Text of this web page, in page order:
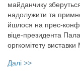
майданчику
надолужити та
йшлося на прес-
віце-президента
оргкомітету
Далі >>